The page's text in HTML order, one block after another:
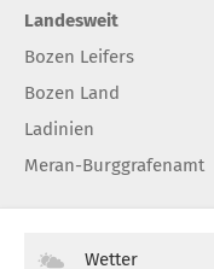
Landesweit
Bozen Leifers
Bozen Land
Ladinien
Meran-Burggrafenamt
Wetter